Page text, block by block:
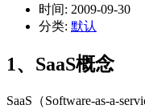
时间: 2009-09-30
分类: 默认
1、SaaS概念
SaaS（Software-as-a-